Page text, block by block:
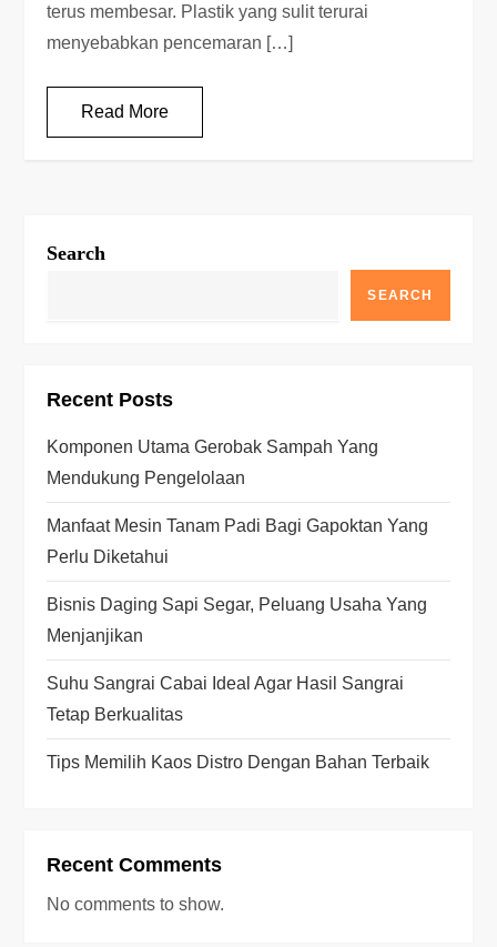
terus membesar. Plastik yang sulit terurai
menyebabkan pencemaran […]
Read More
Search
SEARCH
Recent Posts
Komponen Utama Gerobak Sampah Yang
Mendukung Pengelolaan
Manfaat Mesin Tanam Padi Bagi Gapoktan Yang
Perlu Diketahui
Bisnis Daging Sapi Segar, Peluang Usaha Yang
Menjanjikan
Suhu Sangrai Cabai Ideal Agar Hasil Sangrai
Tetap Berkualitas
Tips Memilih Kaos Distro Dengan Bahan Terbaik
Recent Comments
No comments to show.